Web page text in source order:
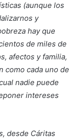
(aunque los
y
hay que
de miles de
afectos y familia,
como cada uno de
nadie puede
intereses
desde Cáritas